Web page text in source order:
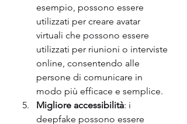
esempio, possono essere
utilizzati per creare avatar
virtuali che possono essere
utilizzati per riunioni o interviste
online, consentendo alle
persone di comunicare in
modo più efficace e semplice.
Migliore accessibilità: i
deepfake possono essere